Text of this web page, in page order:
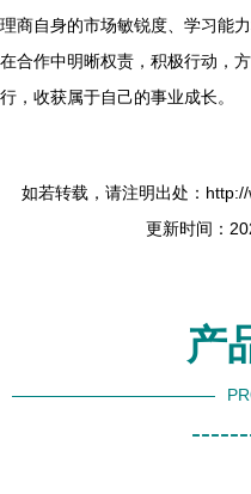
理商自身的市场敏锐度、学习能
在合作中明晰权责，积极行动，
行，收获属于自己的事业成长。
如若转载，请注明出处：
更新时间：
产